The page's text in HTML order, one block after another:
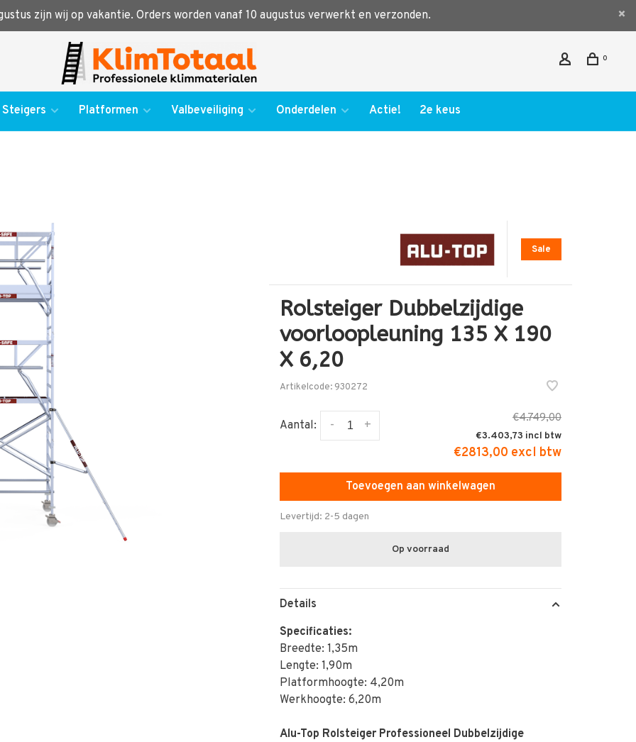
zijn wij op vakantie. Orders worden vanaf 10 augustus verwerkt en verzonden.
0
Steigers Platformen Valbeveiliging Onderdelen Actie! 2e keus
Sale
Rolsteiger Dubbelzijdige
voorloopleuning 135 X 190
X 6,20
Artikelcode: 930272
Aantal: +
-
€4.749,00
€3.403,73
€2813,00 excl btw
Toevoegen aan winkelwagen
Levertijd: 2-5 dagen
Op voorraad
Details
Specificaties:
Breedte: 1,35m
Lengte: 1,90m
Platformhoogte: 4,20m
Werkhoogte: 6,20m
Alu-Top Rolsteiger Professioneel Dubbelzijdige